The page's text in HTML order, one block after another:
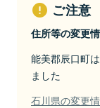
ご注意
住所等の変更
能美郡辰口町
ました
石川県の変更